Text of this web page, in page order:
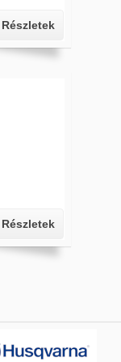
Részletek
Részletek